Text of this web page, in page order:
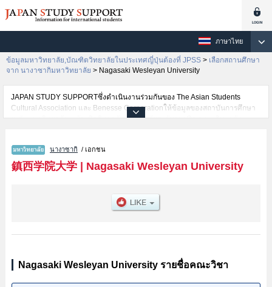
ภาษาไทย
ข้อมูลมหาวิทยาลัย,บัณฑิตวิทยาลัยในประเทศญี่ปุ่นต้องที่ JPSS > เลือกสถานศึกษา
จาก นางาซากิมหาวิทยาลัย > Nagasaki Wesleyan University
JAPAN STUDY SUPPORTซึ่งดำเนินงานร่วมกันของ The Asian Students
Cultural Association และ Benesse Corporationให้ข้อมูลของสถาบันการศึกษา
ระดับมหาวิทยาลัย・บัณฑิตวิทยาลัย・วิทยาลัยระดับอนุปริญญา・วิทยาลัย
นักศึกษาต่างชาติเช่นข้อมูลของแต่ละคณะ,ข้อมูลการสอบคัดเลือกเข้าศึกษาเช่น
จำนวนคนที่รับสมัครหรือจำนวนคนที่ผ่านการสอบคัดเลือกเป็นต้น,แนะนำสถาน
ที่,การเดินทางเป็นต้นไว้ด้วยดังนั้นขอเชิญใช้บริการค้นหาข้อมูลตามอัธยาศัย
นางาซากิ / เอกชน
鎮西学院大学| Nagasaki Wesleyan University
Nagasaki Wesleyan University รายชื่อคณะวิชา